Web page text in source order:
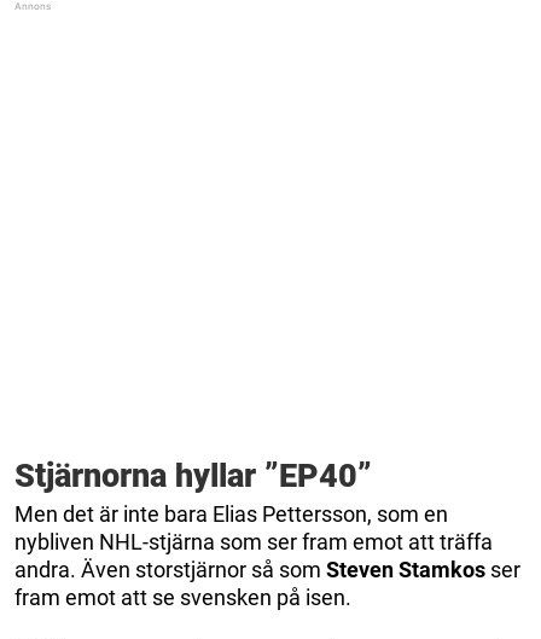
Stjärnorna hyllar ”EP40”
Men det är inte bara Elias Pettersson, som en
nybliven NHL-stjärna som ser fram emot att träffa
andra. Även storstjärnor så som Steven Stamkos ser
fram emot att se svensken på isen.